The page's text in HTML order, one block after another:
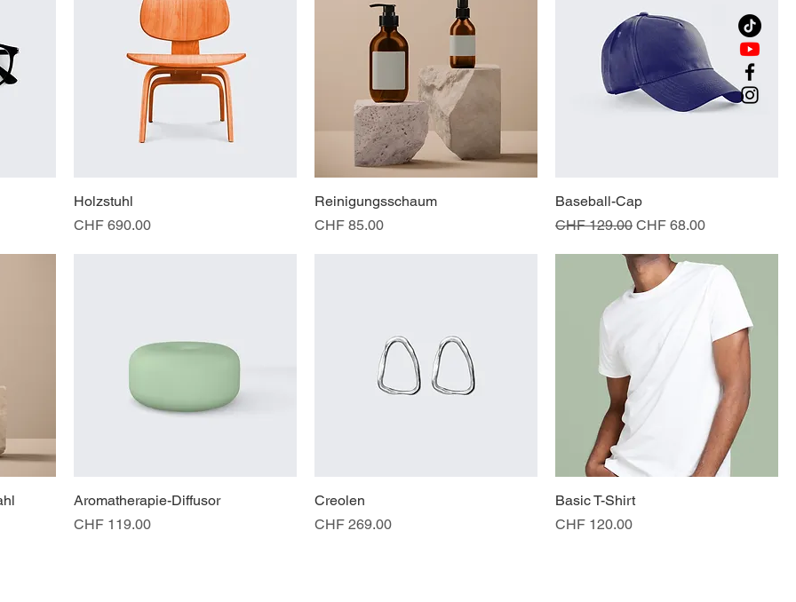
Holzstuhl
Preis
CHF 690.00
Reinigungsschaum
Preis
CHF 85.00
Baseball-Cap
Standardpreis
CHF 129.00 Sale-Preis
CHF 68.00
Aromatherapie-Diffusor
Preis
CHF 119.00
Creolen
Preis
CHF 269.00
Basic T-Shirt
Preis
CHF 120.00